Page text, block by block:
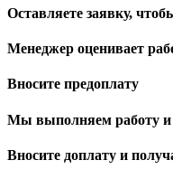
Оставляете заявку,
Менеджер оценивает
Вносите предоплату
Мы выполняем работу и
Вносите доплату и